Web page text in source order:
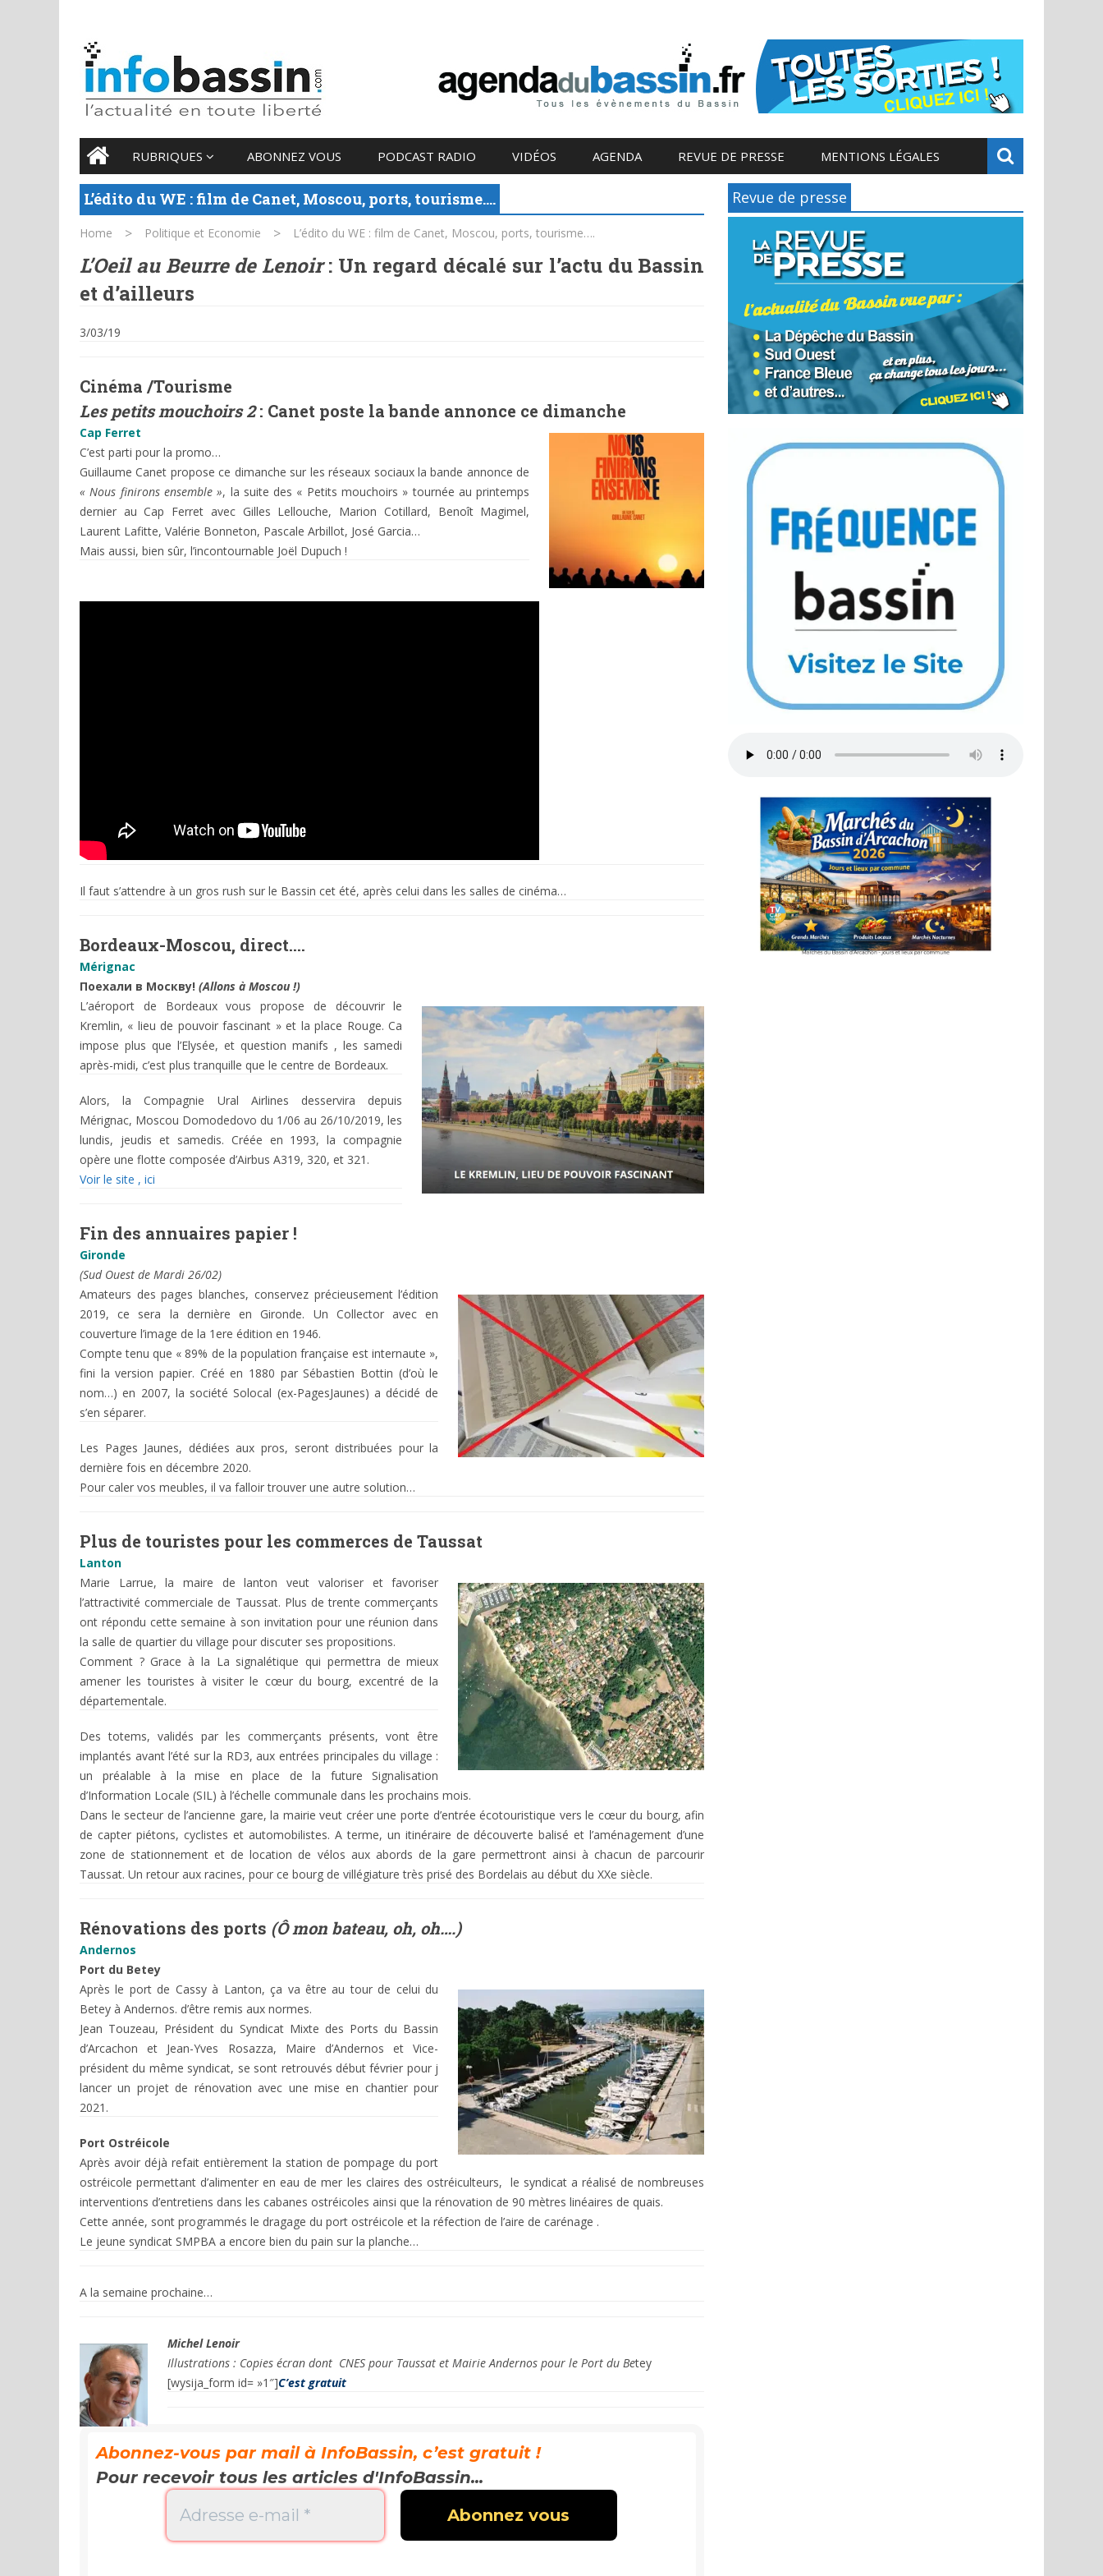
Main menu
Skip
to
content
RUBRIQUES ABONNEZ VOUS PODCAST RADIO VIDÉOS AGENDA REVUE DE PRESSE MENTIONS LÉGALES
L’édito du WE : film de Canet, Moscou, ports, tourisme….
Home > Politique et Economie > L’édito du WE : film de Canet, Moscou, ports, tourisme….
L’Oeil au Beurre de Lenoir: Un regard décalé sur l’actu du Bassin
et d’ailleurs
3/03/19
Cinéma /Tourisme
Les petits mouchoirs 2: Canet poste la bande annonce ce dimanche
Cap Ferret
C’est parti pour la promo…
Guillaume Canet propose ce dimanche sur les réseaux sociaux la bande annonce de
« Nous finirons ensemble », la suite des « Petits mouchoirs » tournée au printemps
dernier au Cap Ferret avec Gilles Lellouche, Marion Cotillard, Benoît Magimel,
Laurent Lafitte, Valérie Bonneton, Pascale Arbillot, José Garcia…
Mais aussi, bien sûr, l’incontournable Joël Dupuch !
Il faut s’attendre à un gros rush sur le Bassin cet été, après celui dans les salles de cinéma…
Bordeaux-Moscou, direct….
Mérignac
Поехали в Москву! (Allons à Moscou !)
L’aéroport de Bordeaux vous propose de découvrir le
Kremlin, « lieu de pouvoir fascinant » et la place Rouge. Ca
impose plus que l’Elysée, et question manifs , les samedi
après-midi, c’est plus tranquille que le centre de Bordeaux.
Alors, la Compagnie Ural Airlines desservira depuis
Mérignac, Moscou Domodedovo du 1/06 au 26/10/2019, les
lundis, jeudis et samedis. Créée en 1993, la compagnie
opère une flotte composée d’Airbus A319, 320, et 321.
Voir le site , ici
Fin des annuaires papier !
Gironde
(Sud Ouest de Mardi 26/02)
Amateurs des pages blanches, conservez précieusement l’édition
2019, ce sera la dernière en Gironde. Un Collector avec en
couverture l’image de la 1ere édition en 1946.
Compte tenu que « 89% de la population française est internaute »,
fini la version papier. Créé en 1880 par Sébastien Bottin (d’où le
nom…) en 2007, la société Solocal (ex-PagesJaunes) a décidé de
s’en séparer.
Les Pages Jaunes, dédiées aux pros, seront distribuées pour la
dernière fois en décembre 2020.
Pour caler vos meubles, il va falloir trouver une autre solution…
Plus de touristes pour les commerces de Taussat
Lanton
Marie Larrue, la maire de lanton veut valoriser et favoriser
l’attractivité commerciale de Taussat. Plus de trente commerçants
ont répondu cette semaine à son invitation pour une réunion dans
la salle de quartier du village pour discuter ses propositions.
Comment ? Grace à la La signalétique qui permettra de mieux
amener les touristes à visiter le cœur du bourg, excentré de la
départementale.
Des totems, validés par les commerçants présents, vont être
implantés avant l’été sur la RD3, aux entrées principales du village :
un préalable à la mise en place de la future Signalisation
d’Information Locale (SIL) à l’échelle communale dans les prochains mois.
Dans le secteur de l’ancienne gare, la mairie veut créer une porte d’entrée écotouristique vers le cœur du bourg, afin
de capter piétons, cyclistes et automobilistes. A terme, un itinéraire de découverte balisé et l’aménagement d’une
zone de stationnement et de location de vélos aux abords de la gare permettront ainsi à chacun de parcourir
Taussat. Un retour aux racines, pour ce bourg de villégiature très prisé des Bordelais au début du XXe siècle.
Rénovations des ports (Ô mon bateau, oh, oh….)
Andernos
Port du Betey
Après le port de Cassy à Lanton, ça va être au tour de celui du
Betey à Andernos. d’être remis aux normes.
Jean Touzeau, Président du Syndicat Mixte des Ports du Bassin
d’Arcachon et Jean-Yves Rosazza, Maire d’Andernos et Vice-
président du même syndicat, se sont retrouvés début février pour j
lancer un projet de rénovation avec une mise en chantier pour
2021.
Port Ostréicole
Après avoir déjà refait entièrement la station de pompage du port
ostréicole permettant d’alimenter en eau de mer les claires des ostréiculteurs, le syndicat a réalisé de nombreuses
interventions d’entretiens dans les cabanes ostréicoles ainsi que la rénovation de 90 mètres linéaires de quais.
Cette année, sont programmés le dragage du port ostréicole et la réfection de l’aire de carénage .
Le jeune syndicat SMPBA a encore bien du pain sur la planche…
A la semaine prochaine…
Michel Lenoir
Illustrations : Copies écran dont CNES pour Taussat et Mairie Andernos pour le Port du Betey
[wysija_form id= »1″]C’est gratuit
Abonnez-vous par mail à InfoBassin, c’est gratuit !
Pour recevoir tous les articles d'InfoBassin...
Revue de presse